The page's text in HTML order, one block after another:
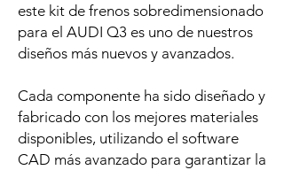
este kit de frenos sobredimensionado
para el AUDI Q3 es uno de nuestros
diseños más nuevos y avanzados.
Cada componente ha sido diseñado y
fabricado con los mejores materiales
disponibles, utilizando el software
CAD más avanzado para garantizar la